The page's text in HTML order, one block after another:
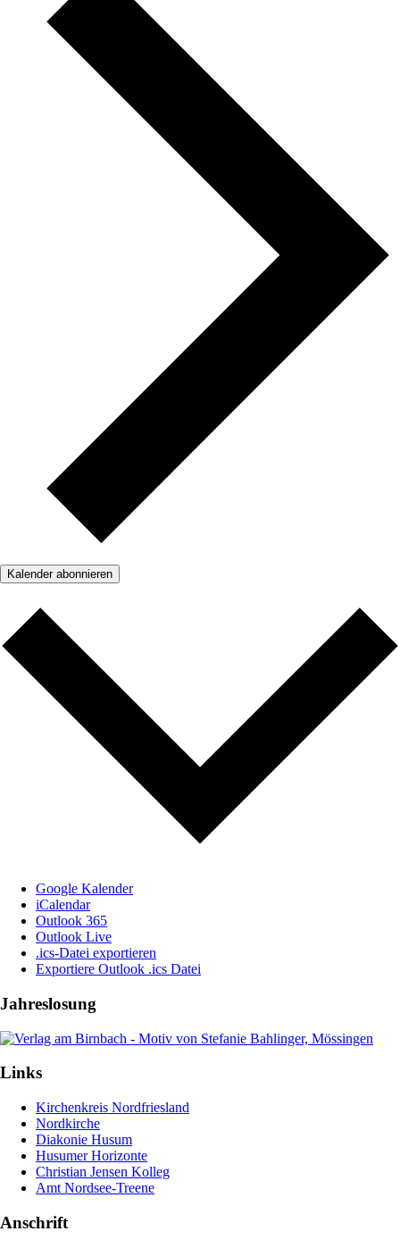
Kalender abonnieren
Google Kalender
iCalendar
Outlook 365
Outlook Live
.ics-Datei exportieren
Exportiere Outlook .ics Datei
Jahreslosung
Links
Kirchenkreis Nordfriesland
Nordkirche
Diakonie Husum
Husumer Horizonte
Christian Jensen Kolleg
Amt Nordsee-Treene
Anschrift